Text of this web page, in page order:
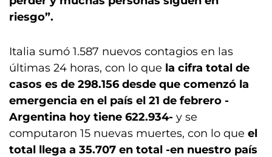
riesgo”.
Italia sumó 1.587 nuevos contagios en las
últimas 24 horas, con lo que la cifra total de
casos es de 298.156 desde que comenzó la
emergencia en el país el 21 de febrero -
Argentina hoy tiene 622.934- y se
computaron 15 nuevas muertes, con lo que el
total llega a 35.707 en total -en nuestro país